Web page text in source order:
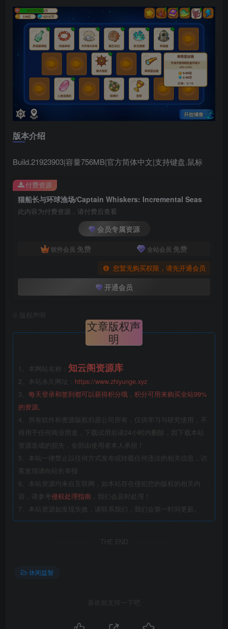
版本介绍
Build.21923903|容量756MB|官方简体中文|支持键盘.鼠标
猫船长与环球渔场/Captain Whiskers: Incremental Seas
此内容为付费资源，请付费后查看
会员专属资源
软件会员 免费 全站会员 免费
您暂无购买权限，请先开通会员
开通会员
付费资源
版权声明
文章版权声
明
1、本网站名称： 知云阁资源库
2、本站永久网址： https://www.zhiyunge.xyz
3、 每天登录和签到都可以获得积分哦，积分可用来购买全站99%
的资源。
4、所有软件和资源版权归原公司所有，仅供学习与研究使用，不
得用于任何商业用途，下载试用后请24小时内删除，因下载本站
资源造成的损失，全部由使用者本人承担！
5、本站一律禁止以任何方式发布或转载任何违法的相关信息，访
客发现请向站长举报
6、本站资源均来自互联网，如本站存在侵犯您的版权的相关内
容，请参考侵权处理指南 ，我们会及时处理！
7、本站资源如发现失效，请联系我们，我们会第一时间更新。
THE END
休闲益智
喜欢就支持一下吧